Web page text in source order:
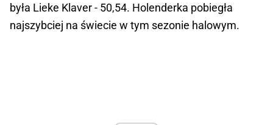
była Lieke Klaver - 50,54. Holenderka pobiegła
najszybciej na świecie w tym sezonie halowym.